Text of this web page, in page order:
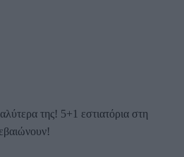
της! 5+1 εστιατόρια στη